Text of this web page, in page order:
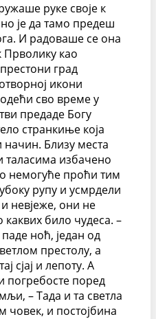
руке своје к
је да тамо предеш
И радоваше се она
Прволику као
град
икони
сво време у
предаде Богу
странкиње која
начин. Близу места
таласима избачено
немогуће проћи тим
рупу и усмрдели
невјеже, они не
било чудеса. –
ноћ, један од
престолу, а
сјај и лепоту. А
погребосте поред
– Тада и та светла
човек, и постојбина